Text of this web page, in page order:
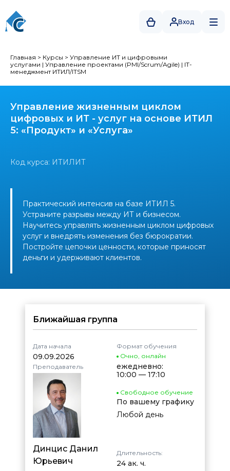
Вход
Главная > Курсы > Управление ИТ и цифровыми
услугами | Управление проектами (PMI/Scrum/Agile) | IT-
менеджмент ИТИЛ/ITSM
Управление жизненным циклом
цифровых и ИТ - услуг на основе ИТИЛ
5: «Продукт» и «Услуга»
Код курса: ИТИЛИТ
Практический интенсив на базе ИТИЛ 5.
Устраните разрывы между ИТ и бизнесом.
Научитесь управлять жизненным циклом цифровых
услуг и внедрять изменения без бюрократии.
Постройте цепочки ценности, которые приносят
деньги и удерживают клиентов.
Ближайшая группа
Дата начала
09.09.2026
Преподаватель
Динцис Данил
Юрьевич
Формат обучения
Очно, онлайн
ежедневно:
10:00 — 17:10
Свободное обучение
По вашему графику
Любой день
Длительность:
24 ак. ч.